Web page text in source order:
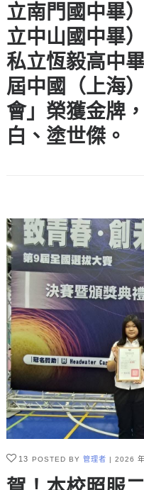
立南門國中畢
立中山國中畢
私立恆毅高中
屆中國（上海
會」榮獲金牌
白、塗世傑。
13 POSTED BY 管理者 2026